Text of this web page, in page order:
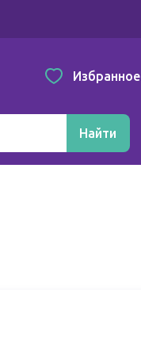
Избранное
Найти